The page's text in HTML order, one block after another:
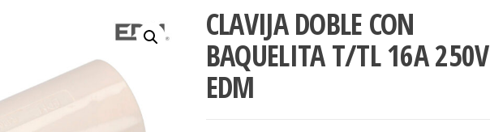
CLAVIJA DOBLE CON
BAQUELITA T/TL 16A 250V
EDM